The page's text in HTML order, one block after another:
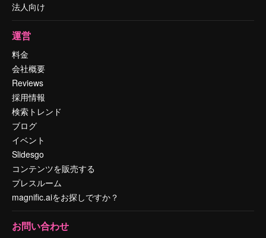
法人向け
運営
料金
会社概要
Reviews
採用情報
検索トレンド
ブログ
イベント
Slidesgo
コンテンツを販売する
プレスルーム
magnific.aiをお探しですか？
お問い合わせ